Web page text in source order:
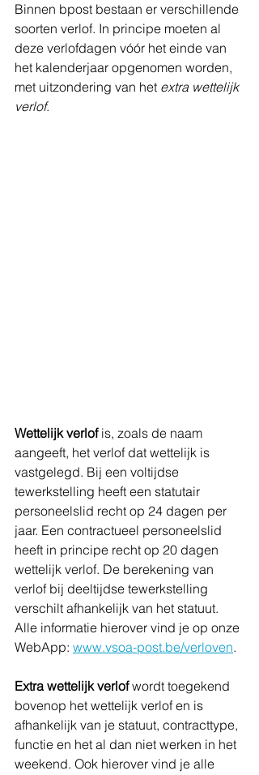
Binnen bpost bestaan er verschillende
soorten verlof. In principe moeten al
deze verlofdagen vóór het einde van
het kalenderjaar opgenomen worden,
met uitzondering van het extra wettelijk
verlof.
Wettelijk verlof is, zoals de naam
aangeeft, het verlof dat wettelijk is
vastgelegd. Bij een voltijdse
tewerkstelling heeft een statutair
personeelslid recht op 24 dagen per
jaar. Een contractueel personeelslid
heeft in principe recht op 20 dagen
wettelijk verlof. De berekening van
verlof bij deeltijdse tewerkstelling
verschilt afhankelijk van het statuut.
Alle informatie hierover vind je op onze
WebApp: www.vsoa-post.be/verloven.
Extra wettelijk verlof wordt toegekend
bovenop het wettelijk verlof en is
afhankelijk van je statuut, contracttype,
functie en het al dan niet werken in het
weekend. Ook hierover vind je alle